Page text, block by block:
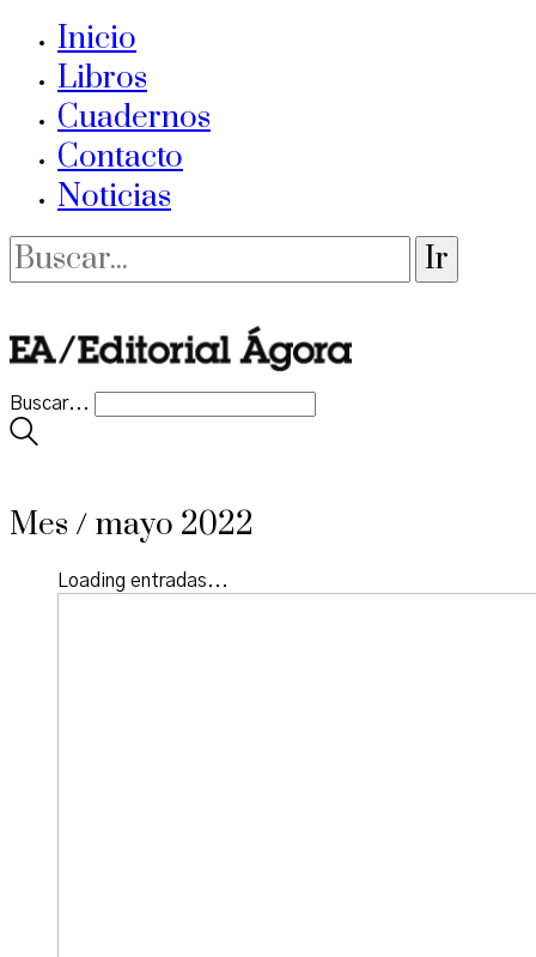
Inicio
Libros
Cuadernos
Contacto
Noticias
Buscar...
Mes / mayo 2022
Loading entradas...